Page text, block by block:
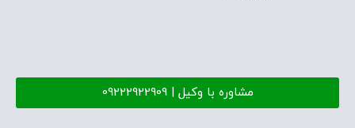
مشاوره با وکیل | 09222922909